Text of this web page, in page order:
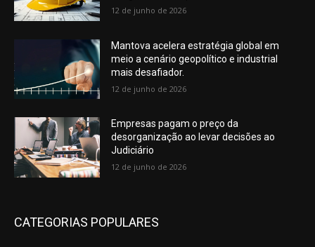
12 de junho de 2026
Mantova acelera estratégia global em
meio a cenário geopolítico e industrial
mais desafiador.
12 de junho de 2026
Empresas pagam o preço da
desorganização ao levar decisões ao
Judiciário
12 de junho de 2026
CATEGORIAS POPULARES